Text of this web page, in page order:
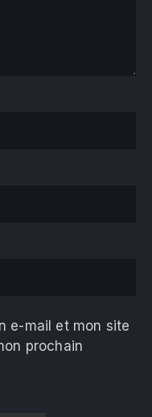
e-mail et mon site
prochain